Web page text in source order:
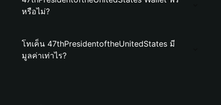
หรือไม่?
โทเค็น 47thPresidentoftheUnitedStates มี
มูลค่าเท่าไร?